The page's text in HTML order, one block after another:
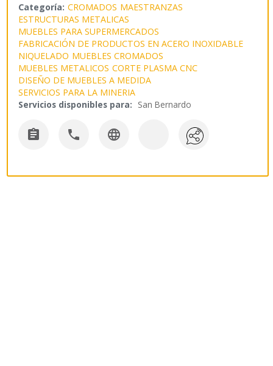
Categoría: CROMADOS MAESTRANZAS
ESTRUCTURAS METALICAS
MUEBLES PARA SUPERMERCADOS
FABRICACIÓN DE PRODUCTOS EN ACERO INOXIDABLE
NIQUELADO MUEBLES CROMADOS
MUEBLES METALICOS CORTE PLASMA CNC
DISEÑO DE MUEBLES A MEDIDA
SERVICIOS PARA LA MINERIA
Servicios disponibles para: San Bernardo
  